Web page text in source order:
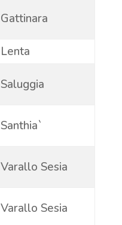
Gattinara
Lenta
Saluggia
Santhia`
Varallo Sesia
Varallo Sesia